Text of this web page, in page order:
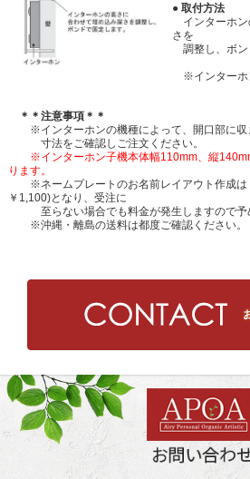
● 取付方法
インターホン
さを
調整し、ボン
※インターホ
＊＊注意事項＊＊
※インターホンの機種によって、開口部に収
寸法をご確認しご注文ください。
※インターホン子機本体幅110mm、縦
ります。
※ネームプレートのお名前レイアウト作成
￥1,100)となり、受注に
至らない場合でも料金が発生しますので予
※沖縄・離島の送料は都度ご確認ください。